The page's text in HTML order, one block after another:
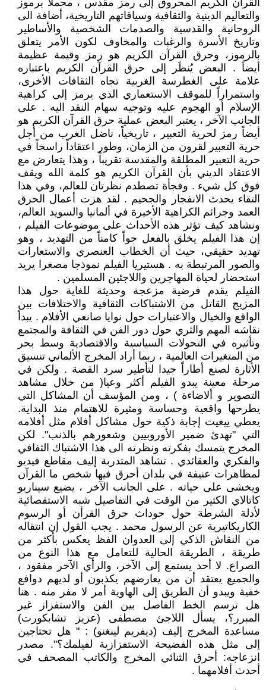
القرآن الكريم المحروق إلى رمز مقدس ، محملاً برموز
والتعاليم الدينية والثقافية وسياقاتهم التاريخية، أضافة الى
الروحانية والقدسية والصدمات الشخصية والأساطير
وتاريخ الأسرة والرغبات والمخاوف لكون الأمر يتعلق
بالرموز، وحرق القرآن الكريم هو رمز وقيمة عظيمة
أيضاً . البعض يُنظَر إلى حرق القرآن الكريم باعتباره
علامة على الغطرسة الغربية تجاه الثقافات الأخرى،
واستمراراً للموقف الاستعماري الذي يرمز إلى كراهية
الإسلام أو الهجوم عليه وتوجيه سهام النقد اليه . على
الجانب الآخر ، يعتبر البعض عملية حرق القرآن الكريم هو
أيضاً رمز لحرية التعبير ، تاريخياً، ناضل الغرب من أجل
حرية التعبير لقرون من الزمان، وطور اعتقاداً راسخاً في
حرية التعبير المطلقة والمقدسة تقريباً ، وهذا يتعارض مع
الاعتقاد الديني بأن القرآن الكريم هو كلمة الله ويقف
فوق كل شيء . وفجأة تصطدم نظرتان للعالم، وفي هذا
التقاء يحدث الانفجار والجحيم . لقد هزت أعمال الحرق
العمد وجرائم الكراهية الأخيرة في ألمانيا والسويد العالم،
ونشاهد كيف تؤثر هذه الأحداث على موضوعات الفيلم ،
إن هذا الفيلم يخلق بالفعل جواً كامناً من التهديد ، وهو
تهديد حقيقي، حيث أن الخطاب العنصري والاستعارات
والصور المرتبطة به . هستيريا الفيلم نموذجا مصغرا يريد
استحضار لحياة المهاجرين واللاجئين المسلمين .
الفيلم يقدم فرضية مزعجة وحديثة للغاية حول هذا
المزيج القاتل من الاشتباكات الثقافية والاختلافات بين
الواقع والخيال والاعتبارات حول نوايا صانعي الأفلام . يبدأ
نقاشه المهم والثري حول دور الفن في الثقافة والمجتمع
وتأثيره في التحولات السياسية والاقتصادية وسط بحر
من المتغيرات العالمية ، ربما أراد المخرج الألماني تنسيق
الأثارة لصنع أطاراً جيدا لتأطير سرد القصة . ولكن في
مرحلة معينة يبدو الفيلم أكثر وعيا( من خلال مشاهد
التصوير و ألاضاءة ) ، ومن المؤسف أن المشاكل التي
يطرحها واقعية وحساسة ومثيرة للاهتمام منذ البداية.
يعطي ييغيت إجابة ذكية حول مشاكل أفلام مثل أفلامه
التي "تهدئ ضمير الأوروبيين وشعورهم بالذنب". لكن
المخرج يتمسك بفكرته ونظرته الى هذا الاشتباك الثفافي
والفكري والعقائدي . تشاهد المتدربة إليف مقاطع فيديو
لمظاهرات عنيفة في بلدان أحرق فيها شخص ما القرآن
ويخشى على حياته . على الجانب الآخر ، يضيع سيناريو
كاتالاي الكثير من الوقت في التفاصيل شبه الاستقصائية
لأدلة الشرطة حول حوداث حرق القرأن أو الرسوم
الكاريكاتيرية عن الرسول محمد . يجب القول إن انتقاله
من النقاش الذكي إلى العدوان الفظ يعكس بأكثر من
طريقة ، الطريقة الحالية للتعامل مع هذا النوع من
الصراع. لا أحد يستمع إلى الآخر، والرأي الآخر مفقود ،
والجميع يعتقد أن من يعارضهم يكذبون أو لديهم دوافع
خفية ويبدو أن الطريق إلى الهاوية أمر لا مفر منه . ‏‏هنا
هل ترسم‏‏ الخط الفاصل بين الفن‏‏ والاستفزاز غير
المبرر‏‏؟، يسأل اللاجئ مصطفى (عزيز تشابكورت)
مساعدة المخرج إليف (ديفريم لينغنو) : " هل تحتاجين
إلى مثل هذه الفضيحة الاستفزازية لفيلمك؟". مصدر
انزعاجه: أحرق الثنائي المخرج والكاتب المصحف في
أحدث أفلامهما .